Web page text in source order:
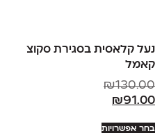
נעל קלאסית בסגירת סקוצ
קאמל
₪130.00
₪91.00
בחר אפשרויות